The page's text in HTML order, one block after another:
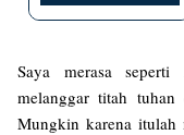
Saya merasa
melanggar titah tuhan
Mungkin karena itulah